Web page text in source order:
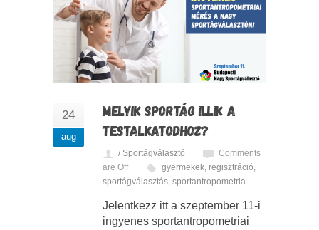
24
aug
MELYIK SPORTÁG ILLIK A
TESTALKATODHOZ?
/ Sportágválasztó
Comments
are Off
gyermekek, regisztráció,
sportágválasztás, sportantropometria
Jelentkezz itt a szeptember 11-i
ingyenes sportantropometriai